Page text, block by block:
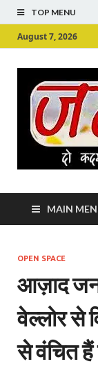
TOP MENU
August 7, 2026
MAIN
OPEN SPACE
आज़ाद
वेल्लोर से
से वंचित हैं